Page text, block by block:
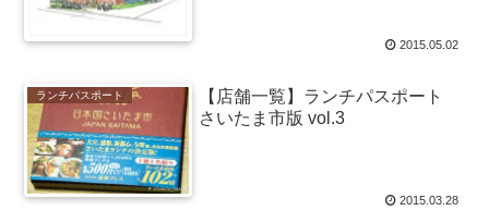
2015.05.02
ランチパスポート
【店舗一覧】ランチパスポート
さいたま市版 vol.3
2015.03.28